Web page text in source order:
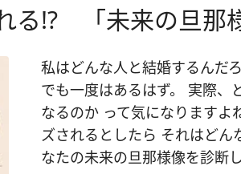
る!? 「未来の旦那
私はどんな人と結婚するんだ
でも一度はあるはず。 実際、
なるのか って気になりますよ
ズされるとしたら それはどん
なたの未来の旦那様像を診断し